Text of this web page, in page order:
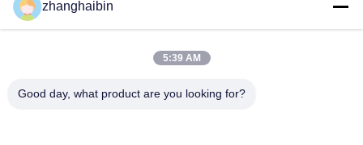
zhanghaibin
5:39 AM
Good day, what product are you looking for?